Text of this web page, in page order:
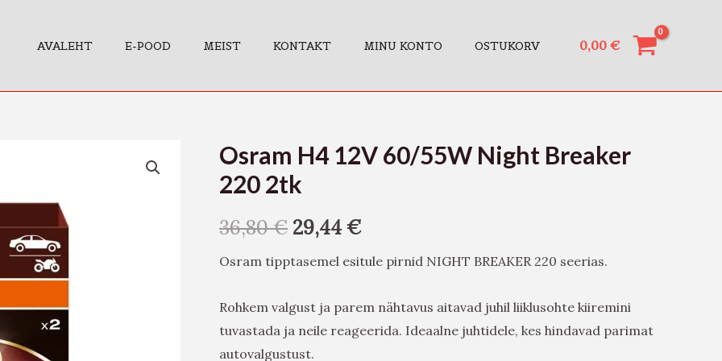
AVALEHT E-POOD MEIST KONTAKT MINU KONTO OSTUKORV 0,00 €
Osram H4 12V 60/55W Night Breaker
220 2tk
36,80€ 29,44€
Osram tipptasemel esitule pirnid NIGHT BREAKER 220 seerias.
Rohkem valgust ja parem nähtavus aitavad juhil liiklusohte kiiremini
tuvastada ja neile reageerida. Ideaalne juhtidele, kes hindavad parimat
autovalgustust.
Osram
H4
12V
60/55W
Breaker
2tk
kogus